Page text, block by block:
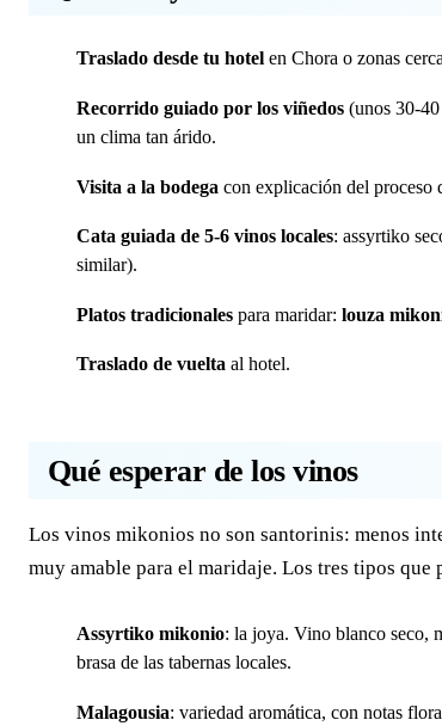
Traslado desde tu hotel en Chora o zonas
Recorrido guiado por los viñedos (unos 30-
un clima tan árido.
Visita a la bodega con explicación del proceso
Cata guiada de 5-6 vinos locales: assyrtiko
similar).
Platos tradicionales para maridar: louza
Traslado de vuelta al hotel.
Qué esperar de los vinos
Los vinos mikonios no son santorinis: menos
muy amable para el maridaje. Los tres tipos que
Assyrtiko mikonio: la joya. Vino blanco seco,
brasa de las tabernas locales.
Malagousia: variedad aromática, con notas